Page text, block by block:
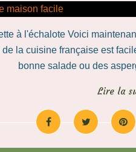
à l'échalote Voici
la cuisine française est
bonne salade ou des
Lire la